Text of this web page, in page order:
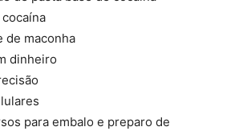
de maconha
dinheiro
para embalo e preparo de